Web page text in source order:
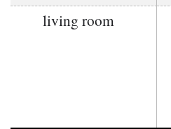
living room